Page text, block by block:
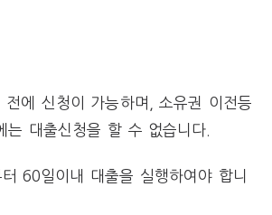
전에 신청이 가능하며, 소유권 이전등
는 대출신청을 할 수 없습니다.
60일이내 대출을 실행하여야 합니